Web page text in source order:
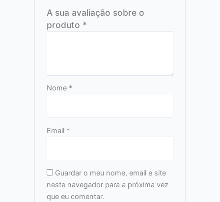
A sua avaliação sobre o
produto *
Nome *
Email *
Guardar o meu nome, email e site
neste navegador para a próxima vez
que eu comentar.